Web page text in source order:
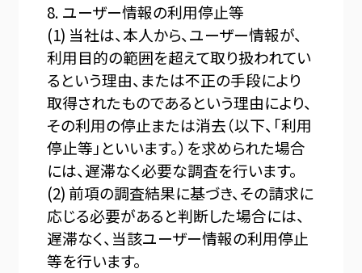
8. ユーザー情報の利用停止等
(1) 当社は、本人から、ユーザー情報が、
利用目的の範囲を超えて取り扱われてい
るという理由、または不正の手段により
取得されたものであるという理由により、
その利用の停止または消去（以下、「利用
停止等」といいます。）を求められた場合
には、遅滞なく必要な調査を行います。
(2) 前項の調査結果に基づき、その請求に
応じる必要があると判断した場合には、
遅滞なく、当該ユーザー情報の利用停止
等を行います。